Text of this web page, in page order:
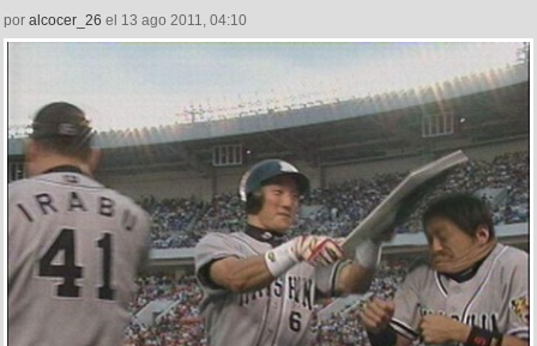
por alcocer_26 el 13 ago 2011, 04:10